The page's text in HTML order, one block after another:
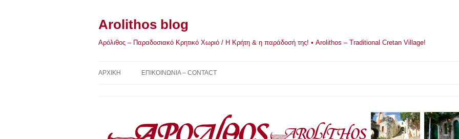
Arolithos blog
Αρόλιθος – Παραδοσιακό Κρητικό Χωριό / Η Κρήτη & η παράδοσή της! • Arolithos – Traditional Cretan Village!
ΑΡΧΙΚΉ ΕΠΙΚΟΙΝΩΝΙΑ – CONTACT